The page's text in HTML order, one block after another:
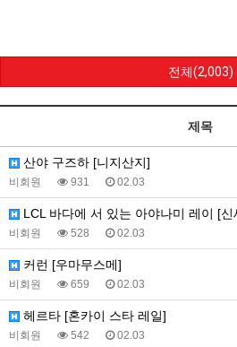
전체(2,003)
제목
산야 구즈하 [니지산지]
비회원 931 02.03
LCL 바다에 서 있는 아야나미 레이 [신
비회원 528 02.03
커런 [우마무스메]
비회원 659 02.03
헤르타 [혼카이 스타 레일]
비회원 542 02.03